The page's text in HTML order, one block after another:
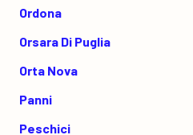
Ordona
Orsara Di Puglia
Orta Nova
Panni
Peschici